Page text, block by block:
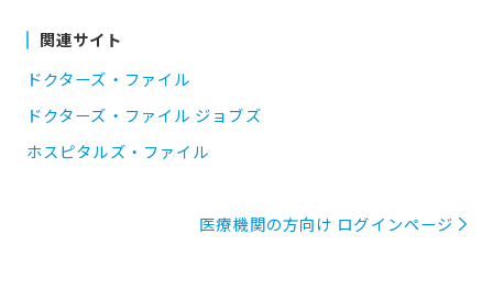
関連サイト
ドクターズ・ファイル
ドクターズ・ファイル ジョブズ
ホスピタルズ・ファイル
医療機関の方向け ログインページ